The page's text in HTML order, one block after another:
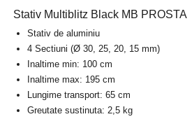
Stativ Multiblitz Black MB PROSTA
Stativ de aluminiu
4 Sectiuni (Ø 30, 25, 20, 15 mm)
Inaltime min: 100 cm
Inaltime max: 195 cm
Lungime transport: 65 cm
Greutate sustinuta: 2,5 kg